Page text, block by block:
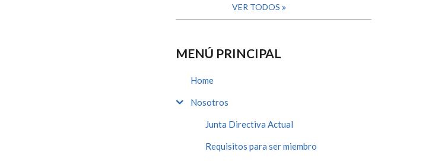
VER TODOS
MENÚ PRINCIPAL
Home
Nosotros
Junta Directiva Actual
Requisitos para ser miembro